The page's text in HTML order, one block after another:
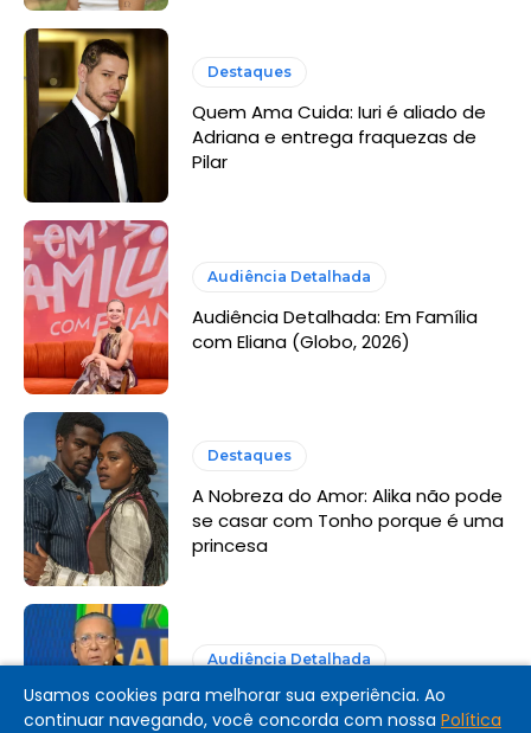
Destaques
Quem Ama Cuida: Iuri é aliado de
Adriana e entrega fraquezas de
Pilar
Audiência Detalhada
Audiência Detalhada: Em Família
com Eliana (Globo, 2026)
Destaques
A Nobreza do Amor: Alika não pode
se casar com Tonho porque é uma
princesa
Audiência Detalhada
Audiência Detalhada: Galvão FC
(SBT, 2026)
Usamos cookies para melhorar sua experiência. Ao
continuar navegando, você concorda com nossa Política